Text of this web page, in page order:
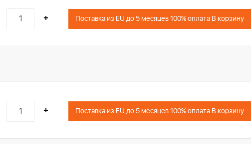
+ Поставка из EU до 5 месяцев 100% оплата В корзину
+ Поставка из EU до 5 месяцев 100% оплата В корзину